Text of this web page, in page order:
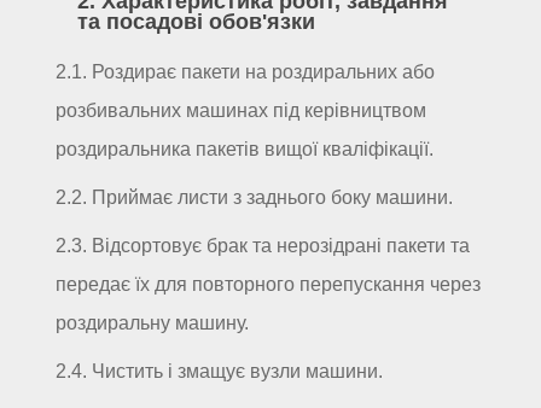
та посадові обов'язки
2.1. Роздирає пакети на роздиральних або
розбивальних машинах під керівництвом
роздиральника пакетів вищої кваліфікації.
2.2. Приймає листи з заднього боку машини.
2.3. Відсортовує брак та нерозідрані пакети та
передає їх для повторного перепускання через
роздиральну машину.
2.4. Чистить і змащує вузли машини.